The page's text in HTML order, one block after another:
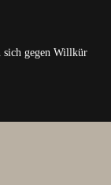
gegen Willkür